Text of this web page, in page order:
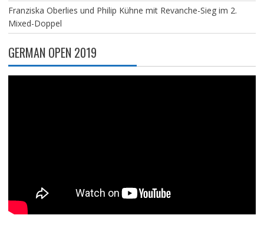
Franziska Oberlies und Philip Kühne mit Revanche-Sieg im 2.
Mixed-Doppel
GERMAN OPEN 2019